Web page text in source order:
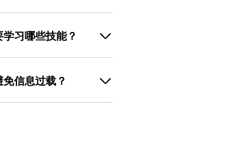
美妆品牌每月固定使
习哪些技能？
能包括：信息优先级
信息过载？